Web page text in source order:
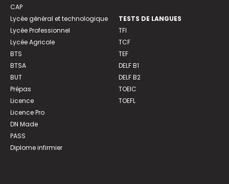
CAP
Lycée général et technologique
Lycée Professionnel
Lycée Agricole
BTS
BTSA
BUT
Prépas
Licence
Licence Pro
DN Made
PASS
Diplome infirmier
TESTS DE LANGUES
TFI
TCF
TEF
DELF B1
DELF B2
TOEIC
TOEFL